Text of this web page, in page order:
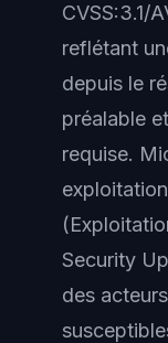
CVSS:3.1/
reflétant
depuis le
préalable
requise.
Security
des